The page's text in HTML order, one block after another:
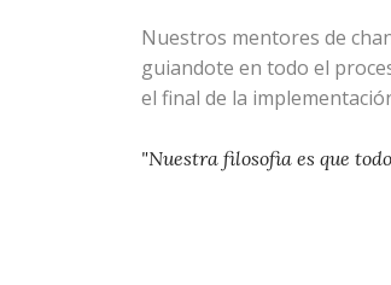
Nuestros mentores de
guiandote en todo el
el final de la
"Nuestra filosofia es que